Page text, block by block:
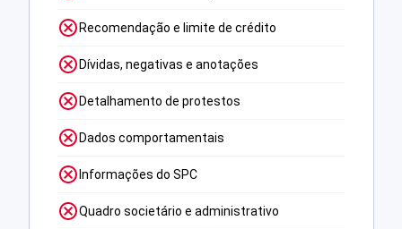
Recomendação e limite de crédito
Dívidas, negativas e anotações
Detalhamento de protestos
Dados comportamentais
Informações do SPC
Quadro societário e administrativo